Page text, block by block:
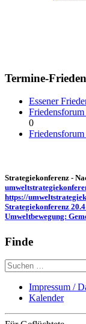
Termine-
Essener
0
Strategiekonferenz -
https://
Strategiekonferenz
Umweltbewegung:
Finde
Suche
nach:
Impressum /
Kalender